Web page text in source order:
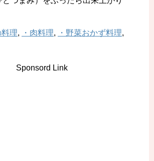
理, ・肉料理, ・野菜おかず料理,
Sponsord Link